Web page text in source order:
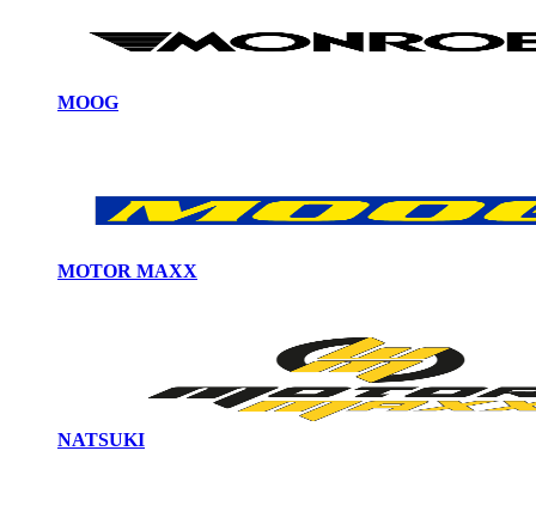
MOOG
MOTOR MAXX
NATSUKI